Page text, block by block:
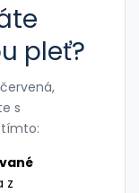
pleť?
s
z